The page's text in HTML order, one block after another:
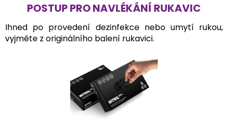
POSTUP PRO NAVLÉKÁNÍ RUKAVIC
Ihned po provedení dezinfekce nebo umytí rukou,
vyjměte z originálního balení rukavici.